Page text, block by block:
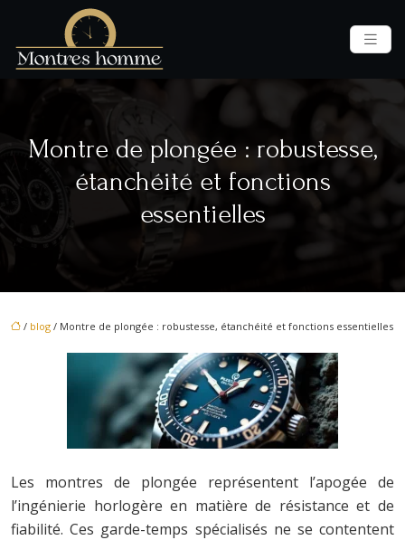
Montre de plongée : robustesse,
étanchéité et fonctions
essentielles
/ blog / Montre de plongée : robustesse, étanchéité et fonctions essentielles
Les montres de plongée représentent l’apogée de
l’ingénierie horlogère en matière de résistance et de
fiabilité. Ces garde-temps spécialisés ne se contentent